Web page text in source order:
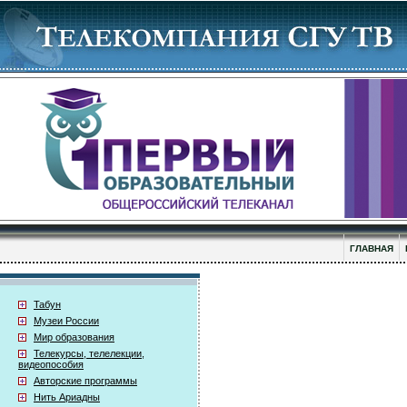
ГЛАВНАЯ
Табун
Музеи России
Мир образования
Телекурсы, телелекции,
видеопособия
Авторские программы
Нить Ариадны